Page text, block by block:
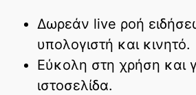
Δωρεάν live ροή
υπολογιστή και κινητό.
Εύκολη στη χρήση και
ιστοσελίδα.